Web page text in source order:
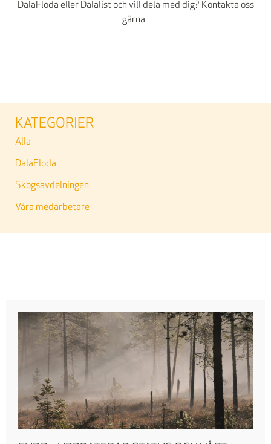
DalaFloda eller Dalalist och vill dela med dig? Kontakta oss
gärna.
KATEGORIER
Alla
DalaFloda
Skogsavdelningen
Våra medarbetare